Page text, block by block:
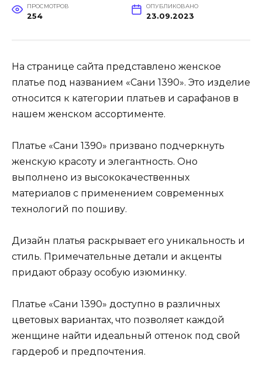
ПРОСМОТРОВ
254
ОПУБЛИКОВАНО
23.09.2023
На странице сайта представлено женское
платье под названием «Сани 1390». Это изделие
относится к категории платьев и сарафанов в
нашем женском ассортименте.
Платье «Сани 1390» призвано подчеркнуть
женскую красоту и элегантность. Оно
выполнено из высококачественных
материалов с применением современных
технологий по пошиву.
Дизайн платья раскрывает его уникальность и
стиль. Примечательные детали и акценты
придают образу особую изюминку.
Платье «Сани 1390» доступно в различных
цветовых вариантах, что позволяет каждой
женщине найти идеальный оттенок под свой
гардероб и предпочтения.